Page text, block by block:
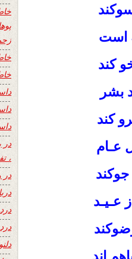
است
کند
بشر
کند
عـام
عـیـد
در
،
در